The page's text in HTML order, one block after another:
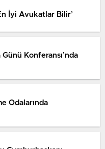
İyi Avukatlar Bilir’
Konferansı’nda
Odalarında